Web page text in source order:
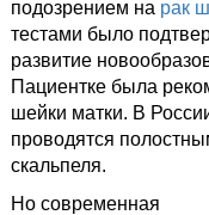
подозрением на рак
тестами было
развитие
Пациентке была
шейки матки. В
проводятся
скальпеля.
Но современная